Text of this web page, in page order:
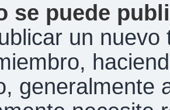
se puede
un
generalmente